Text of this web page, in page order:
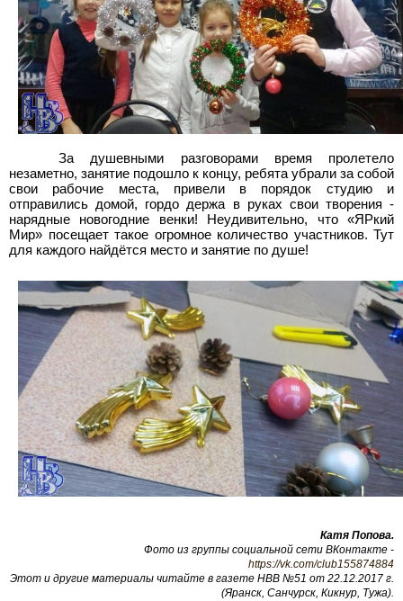
За душевными разговорами время пролетело
незаметно, занятие подошло к концу, ребята убрали за собой
свои рабочие места, привели в порядок студию и
отправились домой, гордо держа в руках свои творения -
нарядные новогодние венки! Неудивительно, что «ЯРкий
Мир» посещает такое огромное количество участников. Тут
для каждого найдётся место и занятие по душе!
Катя Попова.
Фото из группы социальной сети ВКонтакте -
https://vk.com/club155874884
Этот и другие материалы читайте в газете НВВ №51 от 22.12.2017 г.
(Яранск, Санчурск, Кикнур, Тужа).